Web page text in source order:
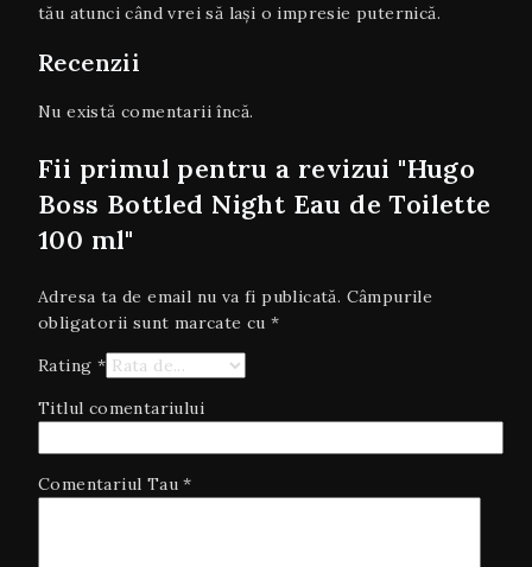
tău atunci când vrei să lași o impresie puternică.
Recenzii
Nu există comentarii încă.
Fii primul pentru a revizui "Hugo
Boss Bottled Night Eau de Toilette
100 ml"
Adresa ta de email nu va fi publicată. Câmpurile
obligatorii sunt marcate cu*
Rating *
Titlul comentariului
Comentariul Tau*